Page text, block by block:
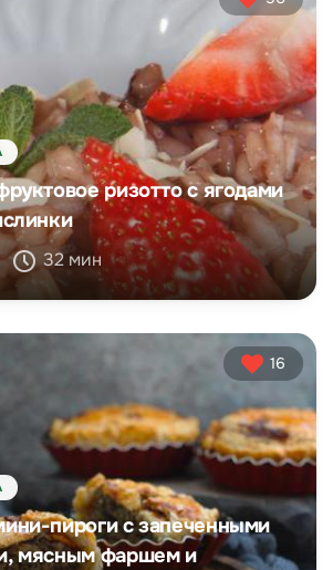
ризотто с ягодами
32 мин
16
пироги с запеченными
мясным фаршем и